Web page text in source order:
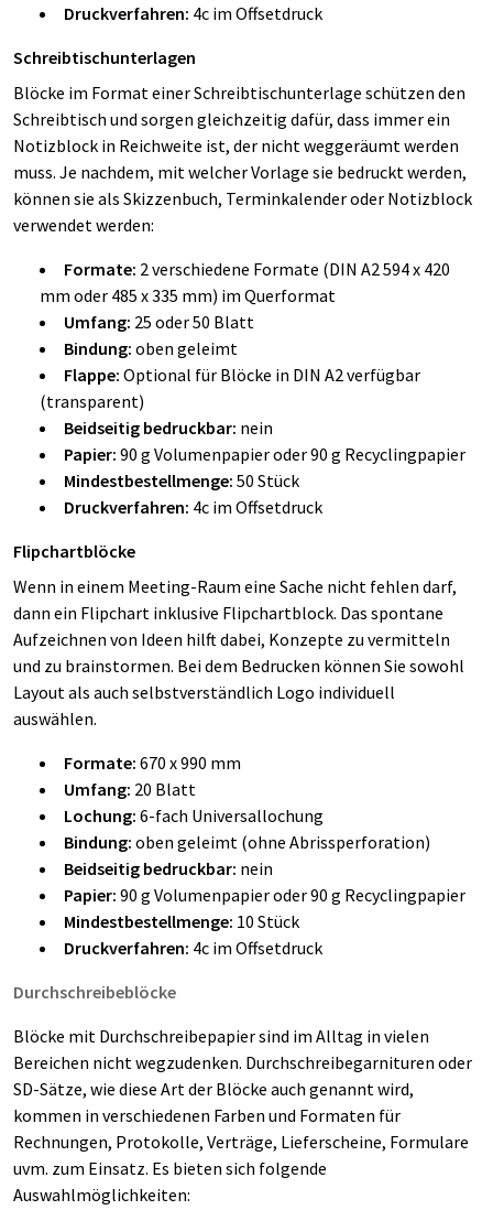
Druckverfahren: 4c im Offsetdruck
Schreibtischunterlagen
Blöcke im Format einer Schreibtischunterlage schützen den
Schreibtisch und sorgen gleichzeitig dafür, dass immer ein
Notizblock in Reichweite ist, der nicht weggeräumt werden
muss. Je nachdem, mit welcher Vorlage sie bedruckt werden,
können sie als Skizzenbuch, Terminkalender oder Notizblock
verwendet werden:
Formate: 2 verschiedene Formate (DIN A2 594 x 420
mm oder 485 x 335 mm) im Querformat
Umfang: 25 oder 50 Blatt
Bindung: oben geleimt
Flappe: Optional für Blöcke in DIN A2 verfügbar
(transparent)
Beidseitig bedruckbar: nein
Papier: 90 g Volumenpapier oder 90 g Recyclingpapier
Mindestbestellmenge: 50 Stück
Druckverfahren: 4c im Offsetdruck
Flipchartblöcke
Wenn in einem Meeting-Raum eine Sache nicht fehlen darf,
dann ein Flipchart inklusive Flipchartblock. Das spontane
Aufzeichnen von Ideen hilft dabei, Konzepte zu vermitteln
und zu brainstormen. Bei dem Bedrucken können Sie sowohl
Layout als auch selbstverständlich Logo individuell
auswählen.
Formate: 670 x 990 mm
Umfang: 20 Blatt
Lochung: 6-fach Universallochung
Bindung: oben geleimt (ohne Abrissperforation)
Beidseitig bedruckbar: nein
Papier: 90 g Volumenpapier oder 90 g Recyclingpapier
Mindestbestellmenge: 10 Stück
Druckverfahren: 4c im Offsetdruck
Durchschreibeblöcke
Blöcke mit Durchschreibepapier sind im Alltag in vielen
Bereichen nicht wegzudenken. Durchschreibegarnituren oder
SD-Sätze, wie diese Art der Blöcke auch genannt wird,
kommen in verschiedenen Farben und Formaten für
Rechnungen, Protokolle, Verträge, Lieferscheine, Formulare
uvm. zum Einsatz. Es bieten sich folgende
Auswahlmöglichkeiten: